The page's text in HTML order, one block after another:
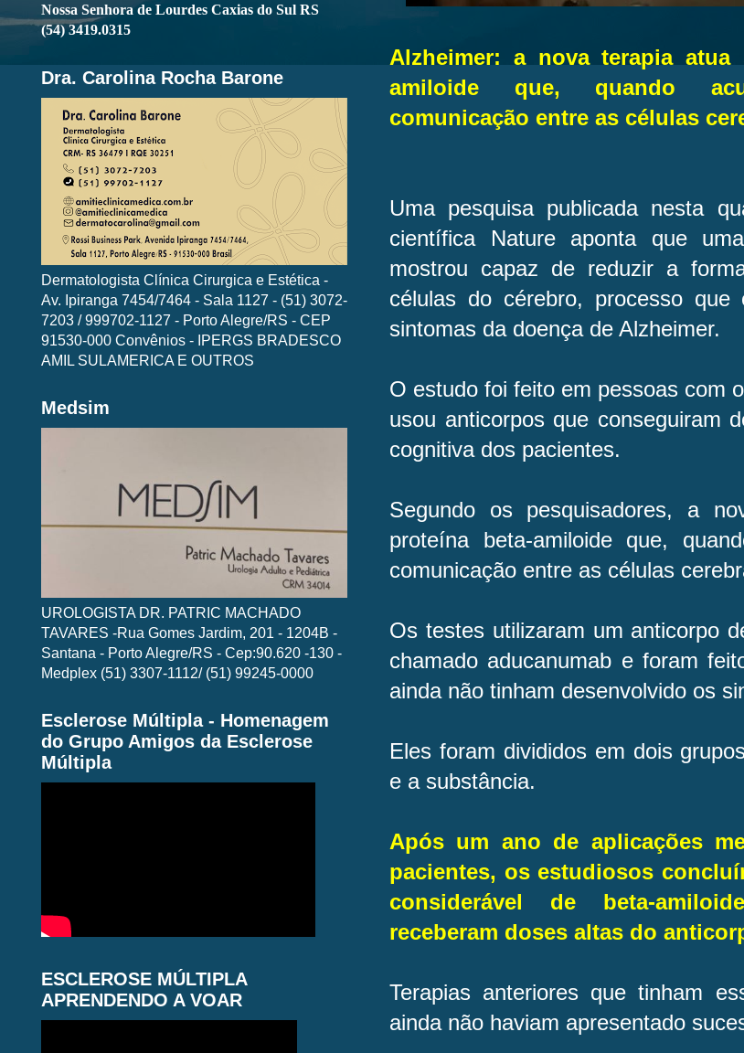
Alzheimer: a nova terapia
amiloide que, quando
comunicação entre as células
Uma pesquisa publicada nesta
científica Nature aponta que
mostrou capaz de reduzir a
células do cérebro, processo
sintomas da doença de Alzheimer.
O estudo foi feito em pessoas com
usou anticorpos que conseguiram
cognitiva dos pacientes.
Segundo os pesquisadores, a
proteína beta-amiloide que,
comunicação entre as células
Os testes utilizaram um anticorpo
chamado aducanumab e foram
ainda não tinham desenvolvido os
Eles foram divididos em dois
e a substância.
Após um ano de aplicações
pacientes, os estudiosos
considerável de beta-
receberam doses altas do
Terapias anteriores que tinham
ainda não haviam apresentado
Nossa Senhora de Lourdes Caxias do Sul RS
(54) 3419.0315
Dra. Carolina Rocha Barone
Dermatologista Clínica Cirurgica e Estética -
Av. Ipiranga 7454/7464 - Sala 1127 - (51) 3072-
7203 / 999702-1127 - Porto Alegre/RS - CEP
91530-000 Convênios - IPERGS BRADESCO
AMIL SULAMERICA E OUTROS
Medsim
UROLOGISTA DR. PATRIC MACHADO
TAVARES -Rua Gomes Jardim, 201 - 1204B -
Santana - Porto Alegre/RS - Cep:90.620 -130 -
Medplex (51) 3307-1112/ (51) 99245-0000
Esclerose Múltipla - Homenagem
do Grupo Amigos da Esclerose
Múltipla
ESCLEROSE MÚLTIPLA
APRENDENDO A VOAR